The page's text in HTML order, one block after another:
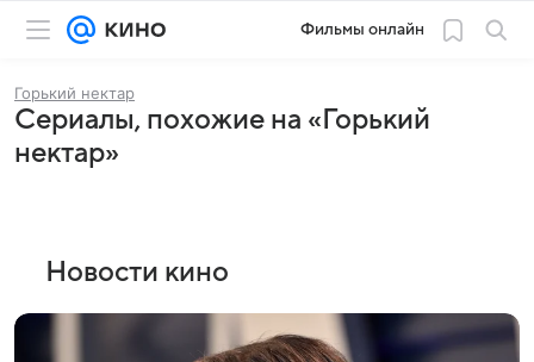
Фильмы онлайн
Горький нектар
Сериалы, похожие на «Горький
нектар»
Новости кино